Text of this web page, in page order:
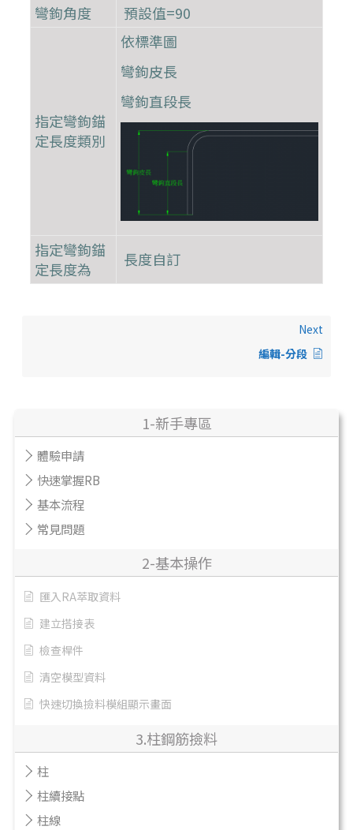
1-新手專區
體驗申請
快速掌握RB
基本流程
常見問題
2-基本操作
匯入RA萃取資料
建立搭接表
檢查桿件
清空模型資料
快速切換撿料模組顯示畫面
3.柱鋼筋撿料
柱
柱續接點
柱線
彎鉤角度 預設值=90
指定彎鉤錨
定長度類別
依標準圖
彎鉤皮長
彎鉤直段長
指定彎鉤錨
定長度為
長度自訂
Next
編輯-分段